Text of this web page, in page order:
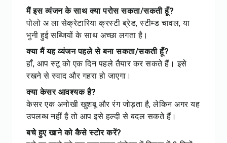
मैं इस व्यंजन के साथ क्या परोस सकता/सकती हूँ?
पोलो अ ला सेक्रेटारिया क्रस्टी ब्रेड, स्टीम्ड चावल, या
भुनी हुई सब्जियों के साथ अच्छा लगता है।
क्या मैं यह व्यंजन पहले से बना सकता/सकती हूँ?
हाँ, आप स्टू को एक दिन पहले तैयार कर सकते हैं। इसे
रखने से स्वाद और गहरा हो जाएगा।
क्या केसर आवश्यक है?
केसर एक अनोखी खुशबू और रंग जोड़ता है, लेकिन अगर यह
उपलब्ध नहीं है तो आप इसे हल्दी से बदल सकते हैं।
बचे हुए खाने को कैसे स्टोर करें?